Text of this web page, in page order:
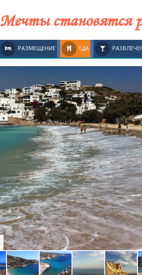
Мечты становятся
РАЗМЕЩЕНИЕ ЕДА